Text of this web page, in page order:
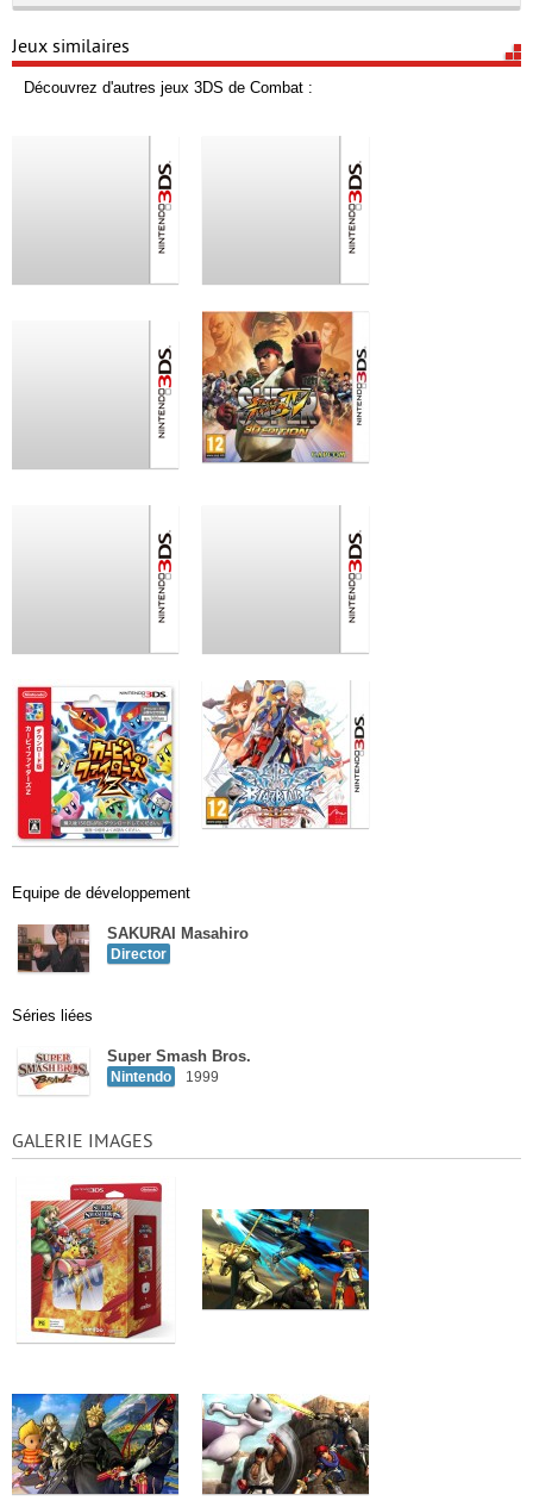
Jeux similaires
Découvrez d'autres jeux 3DS de Combat :
Equipe de développement
SAKURAI Masahiro
Director
Séries liées
Super Smash Bros.
Nintendo 1999
GALERIE IMAGES